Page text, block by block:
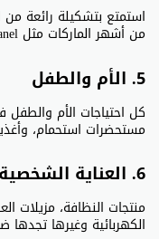
استمتع بتشكيلة رائعة من
من أشهر الماركات مثل Chanel وDior وArabian Oud.
5. الأم والطفل
كل احتياجات الأم
مستحضرات استحمام،
6. العناية الشخصية
منتجات النظافة، مزيلات
الكهربائية وغيرها تجدها